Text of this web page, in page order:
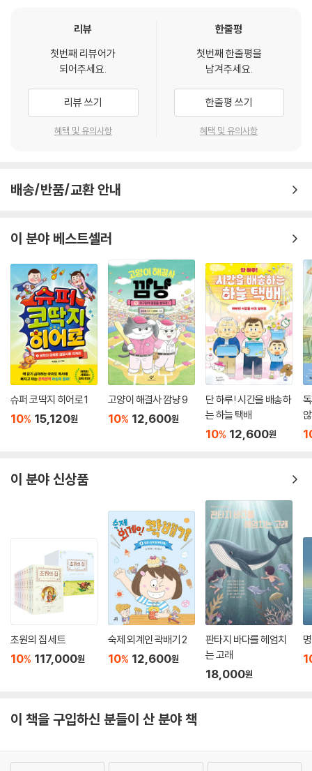
리뷰
첫번째 리뷰어가
되어주세요.
리뷰 쓰기
혜택 및 유의사항
한줄평
첫번째 한줄평을
남겨주세요.
한줄평 쓰기
혜택 및 유의사항
배송/반품/교환 안내
이 분야 베스트셀러
슈퍼 코딱지 히어로 1
10% 15,120원
고양이 해결사 깜냥 9
10% 12,600원
단 하루! 시간을 배송하
는 하늘 택배
10% 12,600원
이 분야 신상품
초원의 집 세트
10% 117,000원
숙제 외계인 곽배기 2
10% 12,600원
판타지 바다를 헤엄치
는 고래
18,000원
이 책을 구입하신 분들이 산 분야 책